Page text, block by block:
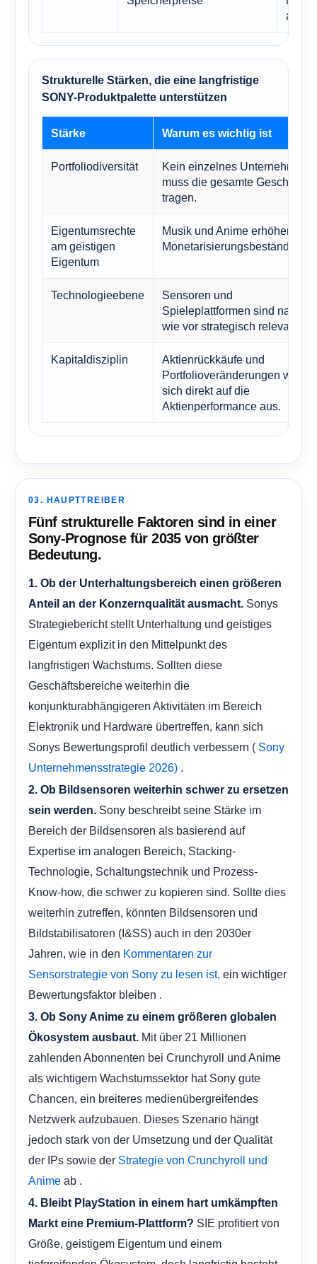
Strukturelle Stärken, die eine langfristige
SONY-Produktpalette unterstützen
Stärke Warum es wichtig ist
Portfoliodiversität
Kein einzelnes Unternehmen
muss die gesamte Geschichte
tragen.
Eigentumsrechte
am geistigen
Eigentum
Musik und Anime erhöhen die
Monetarisierungsbeständigkeit
Technologieebene
Sensoren und
Spieleplattformen sind nach
wie vor strategisch relevant.
Kapitaldisziplin
Aktienrückkäufe und
Portfolioveränderungen wirken
sich direkt auf die
Aktienperformance aus.
03. HAUPTTREIBER
Fünf strukturelle Faktoren sind in einer
Sony-Prognose für 2035 von größter
Bedeutung.
1. Ob der Unterhaltungsbereich einen größeren
Anteil an der Konzernqualität ausmacht. Sonys
Strategiebericht stellt Unterhaltung und geistiges
Eigentum explizit in den Mittelpunkt des
langfristigen Wachstums. Sollten diese
Geschäftsbereiche weiterhin die
konjunkturabhängigeren Aktivitäten im Bereich
Elektronik und Hardware übertreffen, kann sich
Sonys Bewertungsprofil deutlich verbessern ( Sony
Unternehmensstrategie 2026)
2. Ob Bildsensoren weiterhin schwer zu ersetzen
sein werden. Sony beschreibt seine Stärke im
Bereich der Bildsensoren als basierend auf
Expertise im analogen Bereich, Stacking-
Technologie, Schaltungstechnik und Prozess-
Know-how, die schwer zu kopieren sind. Sollte dies
weiterhin zutreffen, könnten Bildsensoren und
Bildstabilisatoren (I&SS) auch in den 2030er
Jahren, wie in den Kommentaren zur
Sensorstrategie von Sony zu lesen ist, ein wichtiger
Bewertungsfaktor bleiben .
3. Ob Sony Anime zu einem größeren globalen
Ökosystem ausbaut. Mit über 21 Millionen
zahlenden Abonnenten bei Crunchyroll und Anime
als wichtigem Wachstumssektor hat Sony gute
Chancen, ein breiteres medienübergreifendes
Netzwerk aufzubauen. Dieses Szenario hängt
jedoch stark von der Umsetzung und der Qualität
der IPs sowie der Strategie von Crunchyroll und
Anime ab .
4. Bleibt PlayStation in einem hart umkämpften
Markt eine Premium-Plattform? SIE profitiert von
Größe, geistigem Eigentum und einem